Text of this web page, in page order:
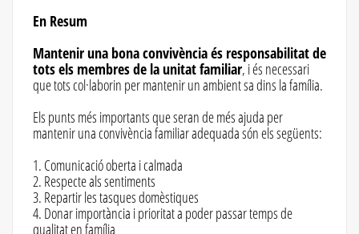
En Resum
Mantenir una bona convivència és responsabilitat de
tots els membres de la unitat familiar, i és necessari
que tots col·laborin per mantenir un ambient sa dins la família.
Els punts més importants que seran de més ajuda per
mantenir una convivència familiar adequada són els següents:
1. Comunicació oberta i calmada
2. Respecte als sentiments
3. Repartir les tasques domèstiques
4. Donar importància i prioritat a poder passar temps de
qualitat en família